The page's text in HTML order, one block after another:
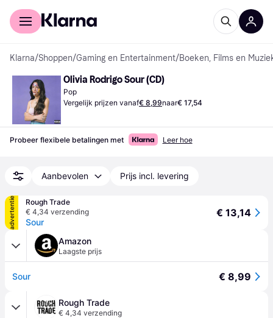
Voor shoppers
Klarna/Shoppen/Gaming en Entertainment/Boeken, Films en
Olivia Rodrigo Sour (CD)
Pop
Vergelijk prijzen vanaf€ 8,99naar€ 17,54
Probeer flexibele betalingen met Leer hoe
Aanbevolen Prijs incl. levering
advertentie
Rough Trade
€ 4,34 verzending
Sour
€ 13,14
Amazon
Laagste prijs
Sour € 8,99
Rough Trade
€ 4,34 verzending